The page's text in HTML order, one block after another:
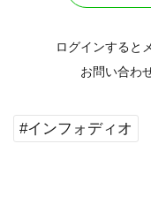
ログインすると
お問い合わ
#インフォディオ